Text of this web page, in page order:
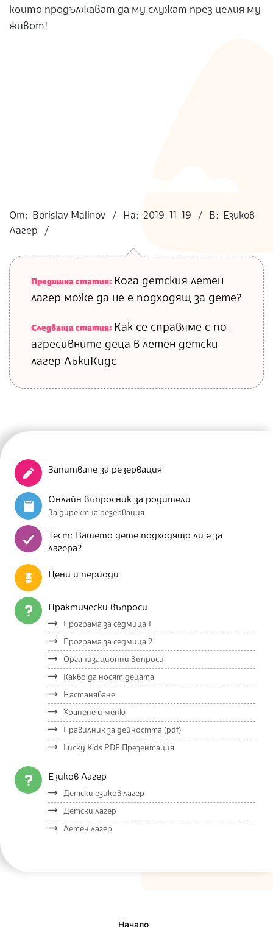
които продължават да му служат през целия му
живот!
11-
19
От: Borislav Malinov На: 2019-11-19 В:
Езиков
Лагер
Предишна статия: Кога детския летен
лагер може да не е подходящ за дете?
Следваща статия: Как се справяме с по-
агресивните деца в летен детски
лагер ЛъкиКидс
Запитване за резервация
Онлайн въпросник за родители
За директна резервация
Тест: Вашето дете подходящо ли е за
лагера?
Цени и периоди
Практически въпроси
Програма за седмица 1
Програма за седмица 2
Организационни въпроси
Какво да носят децата
Настаняване
Хранене и меню
Правилник за дейността (pdf)
Lucky Kids PDF Презентация
Езиков Лагер
Детски езиков лагер
Детски лагер
Летен лагер
Начало